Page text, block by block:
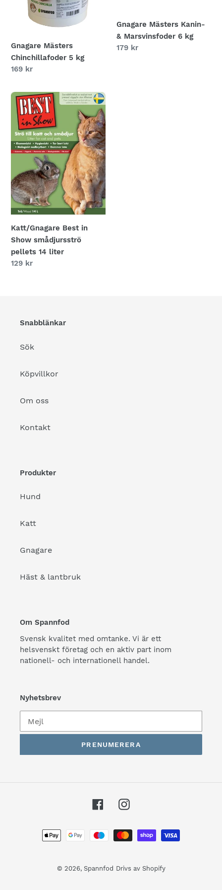
:
Gnagare Mästers
Chinchillafoder 5 kg
Ordinarie
169 kr
Gnagare Mästers Kanin-
& Marsvinsfoder 6 kg
Ordinarie
179 kr
Katt/Gnagare
Best
Show
smådjursströ
pellets
liter
Katt/Gnagare Best in
Show smådjursströ
pellets 14 liter
Ordinarie
129 kr
Snabblänkar
Sök
Köpvillkor
Om oss
Kontakt
Produkter
Hund
Katt
Gnagare
Häst & lantbruk
Om Spannfod
Svensk kvalitet med omtanke. Vi är ett
helsvenskt företag och en aktiv part inom
nationell- och internationell handel.
Nyhetsbrev
PRENUMERERA
FacebookInstagram
Betalningsmetoder
© 2026, Spannfod Drivs av Shopify